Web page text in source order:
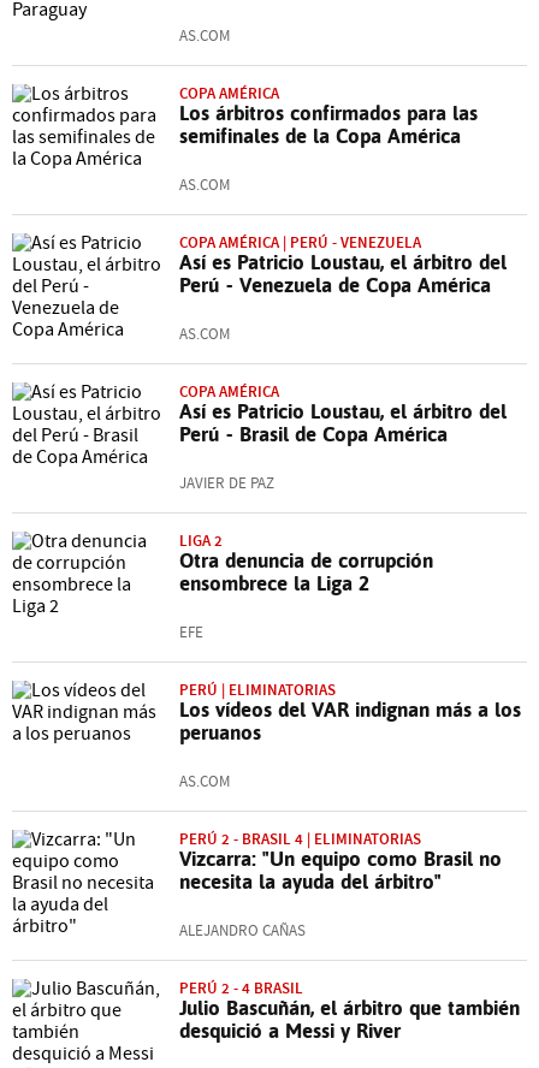
AS.COM
COPA AMÉRICA
Los árbitros confirmados para las
semifinales de la Copa América
AS.COM
COPA AMÉRICA | PERÚ - VENEZUELA
Así es Patricio Loustau, el árbitro del
Perú - Venezuela de Copa América
AS.COM
COPA AMÉRICA
Así es Patricio Loustau, el árbitro del
Perú - Brasil de Copa América
JAVIER DE PAZ
LIGA 2
Otra denuncia de corrupción
ensombrece la Liga 2
EFE
PERÚ | ELIMINATORIAS
Los vídeos del VAR indignan más a los
peruanos
AS.COM
PERÚ 2 - BRASIL 4 | ELIMINATORIAS
Vizcarra: "Un equipo como Brasil no
necesita la ayuda del árbitro"
ALEJANDRO CAÑAS
PERÚ 2 - 4 BRASIL
Julio Bascuñán, el árbitro que también
desquició a Messi y River